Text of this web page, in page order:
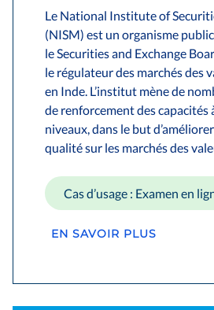
Le National Institute of
(NISM) est un organisme
le Securities and Exchange
le régulateur des marchés des
en Inde. L’institut mène de
de renforcement des capacités
niveaux, dans le but
qualité sur les marchés des
Cas d’usage : Examen en
EN SAVOIR PLUS